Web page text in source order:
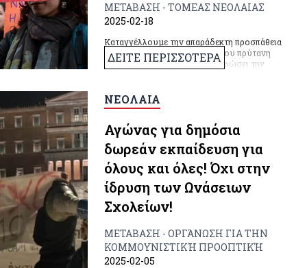
ΜΕΤΑΒΑΣΗ - ΤΟΜΕΑΣ ΝΕΟΛΑΙΑΣ
2025-02-18
Καταγγέλλουμε την απαράδεκτη προσπάθεια
της πρυτανείας του ΕΜΠ και του πρύτανη
ΕΜΠ Ι. Χατζηγεωργίου να ακυρώσει την
του Συλλόγου Συγγενών Θυμάτων Τεμπών
και πραγματογνώμονες.
ΔΕΙΤΕ ΠΕΡΙΣΣΟΤΕΡΑ
ΝΕΟΛΑΙΑ
Αγώνας για δημόσια
δωρεάν εκπαίδευση για
όλους και όλες! Όχι στην
ίδρυση των Ωνάσειων
Σχολείων!
ΜΕΤΑΒΑΣΗ - ΟΡΓΆΝΩΣΗ ΓΙΑ ΤΗΝ
ΚΟΜΜΟΥΝΙΣΤΙΚΉ ΠΡΟΟΠΤΙΚΉ
2025-02-05